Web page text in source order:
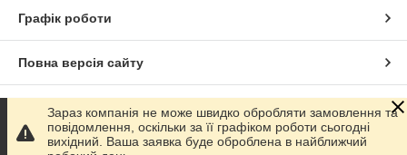
Графік роботи
Повна версія сайту
Сайт створено на маркетплейсіProm.ua
Політика конфіденційності
Зараз компанія не може швидко обробляти замовлення та
повідомлення, оскільки за її графіком роботи сьогодні
вихідний. Ваша заявка буде оброблена в найближчий